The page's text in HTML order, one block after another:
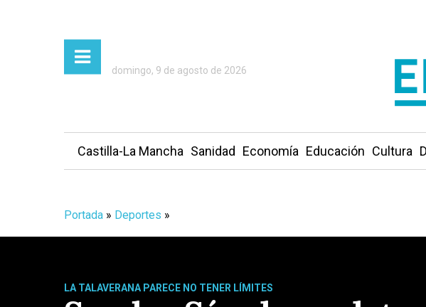
domingo, 9 de agosto de 2026
Castilla-La Mancha Sanidad Economía Educación Cultura
Portada » Deportes »
LA TALAVERANA PARECE NO TENER LÍMITES